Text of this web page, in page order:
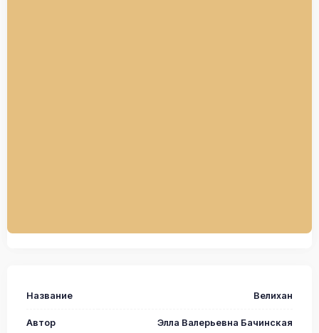
Название Велихан
Автор Элла Валерьевна Бачинская